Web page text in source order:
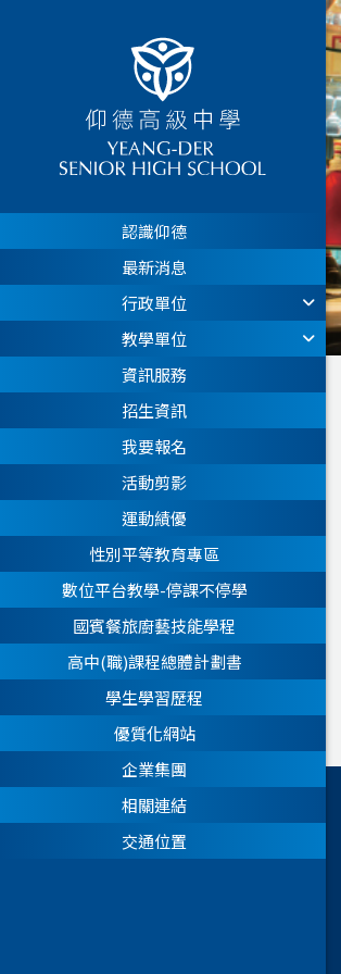
認識仰德
最新消息
行政單位
教學單位
資訊服務
招生資訊
我要報名
活動剪影
運動績優
性別平等教育專區
數位平台教學-停課不停學
國賓餐旅廚藝技能學程
高中(職)課程總體計劃書
學生學習歷程
優質化網站
企業集團
相關連結
交通位置